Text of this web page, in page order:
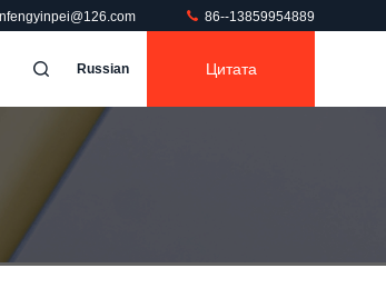
86--13859954889
Russian Цитата